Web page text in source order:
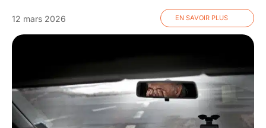
12 mars 2026 EN SAVOIR PLUS